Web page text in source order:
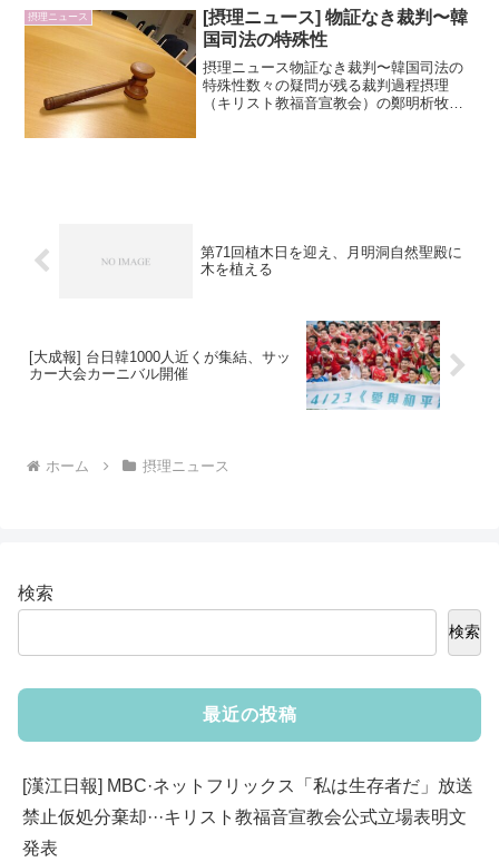
摂理ニュース
[摂理ニュース] 物証なき裁判〜韓
国司法の特殊性
摂理ニュース物証なき裁判〜韓国司法の
特殊性数々の疑問が残る裁判過程摂理
（キリスト教福音宣教会）の鄭明析牧師
第71回植木日を迎え、月明洞自然聖殿に
木を植える
[大成報] 台日韓1000人近くが集結、サッ
カー大会カーニバル開催
ホーム 摂理ニュース
検索
検索
最近の投稿
[漢江日報] MBC·ネットフリックス「私は生存者だ」放送
禁止仮処分棄却···キリスト教福音宣教会公式立場表明文
発表